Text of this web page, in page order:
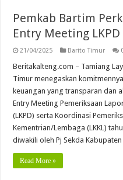
Pemkab Bartim
Entry Meeting LKPD
21/04/2025 Barito Timur
Beritakalteng.com – Tamiang
Timur menegaskan
keuangan yang transparan dan
Entry Meeting Pemeriksaan
(LKPD) serta Koordinasi
Kementrian/Lembaga (LKKL)
diwakili oleh Pj Sekda
Read More »